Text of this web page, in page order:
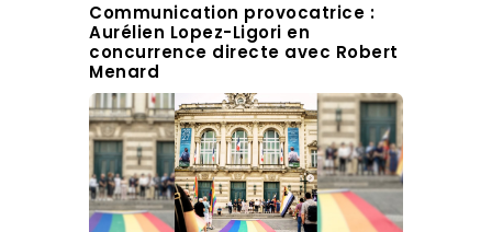
Communication provocatrice :
Aurélien Lopez-Ligori en
concurrence directe avec Robert
Menard